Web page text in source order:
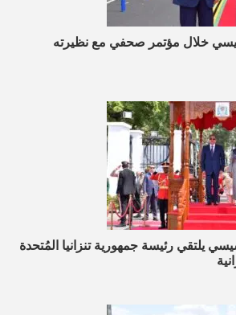
خلال مؤتمر صحفي مع نظيرته
يلتقي رئيسة جمهورية تنزانيا المُتحدة